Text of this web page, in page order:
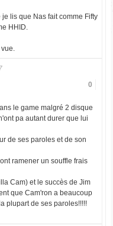
lis que Nas fait comme Fifty
HHID.
0
le game malgré 2 disque
pa autant durer que lui
de ses paroles et de son
ramener un souffle frais
Cam) et le succès de Jim
que Cam'ron a beaucoup
plupart de ses paroles!!!!!